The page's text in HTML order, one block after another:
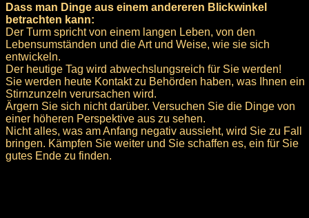
Dass man Dinge aus einem andereren Blickwinkel
betrachten kann:
Der Turm spricht von einem langen Leben, von den
Lebensumständen und die Art und Weise, wie sie sich
entwickeln.
Der heutige Tag wird abwechslungsreich für Sie werden!
Sie werden heute Kontakt zu Behörden haben, was Ihnen ein
Stirnzunzeln verursachen wird.
Ärgern Sie sich nicht darüber. Versuchen Sie die Dinge von
einer höheren Perspektive aus zu sehen.
Nicht alles, was am Anfang negativ aussieht, wird Sie zu Fall
bringen. Kämpfen Sie weiter und Sie schaffen es, ein für Sie
gutes Ende zu finden.